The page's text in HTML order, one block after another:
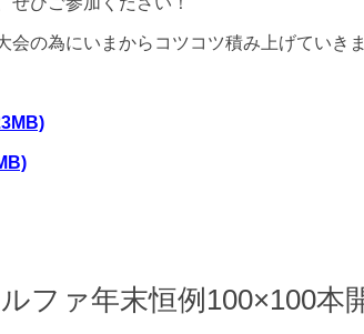
の為にいまからコツコツ積み上げていき
ファ年末恒例100×100本